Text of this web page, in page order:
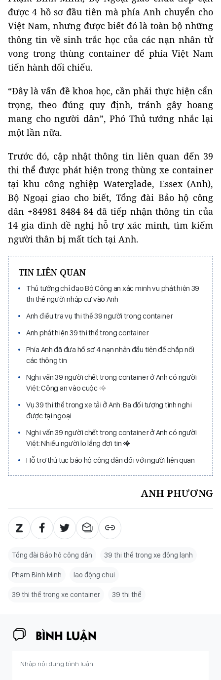
được 4 hồ sơ đầu tiên mà phía Anh chuyển cho
Việt Nam, nhưng được biết đó là toàn bộ những
thông tin về sinh trắc học của các nạn nhân tử
vong trong thùng container để phía Việt Nam
tiến hành đối chiếu.
“Đây là vấn đề khoa học, cần phải thực hiện cẩn
trọng, theo đúng quy định, tránh gây hoang
mang cho người dân”, Phó Thủ tướng nhắc lại
một lần nữa.
Trước đó, cập nhật thông tin liên quan đến 39
thi thể được phát hiện trong thùng xe container
tại khu công nghiệp Waterglade, Essex (Anh),
Bộ Ngoại giao cho biết, Tổng đài Bảo hộ công
dân +84981 8484 84 đã tiếp nhận thông tin của
14 gia đình đề nghị hỗ trợ xác minh, tìm kiếm
người thân bị mất tích tại Anh.
TIN LIÊN QUAN
Thủ tướng chỉ đạo Bộ Công an xác minh vụ phát hiện 39
thi thể người nhập cư vào Anh
Anh điều tra vụ thi thể 39 người trong container
Anh phát hiện 39 thi thể trong container
Phía Anh đã đưa hồ sơ 4 nạn nhân đầu tiên để chắp nối
các thông tin ​
Nghi vấn 39 người chết trong container ở Anh có người
Việt: Công an vào cuộc
Vụ 39 thi thể trong xe tải ở Anh: Ba đối tượng tình nghi
được tại ngoại
Nghi vấn 39 người chết trong container ở Anh có người
Việt: Nhiều người lo lắng đợi tin
Hỗ trợ thủ tục bảo hộ công dân đối với người liên quan
ANH PHƯƠNG
Tổng đài Bảo hộ công dân 39 thi thể trong xe đông lạnh
Phạm Bình Minh lao động chui
39 thi thể trong xe container 39 thi thể
BÌNH LUẬN